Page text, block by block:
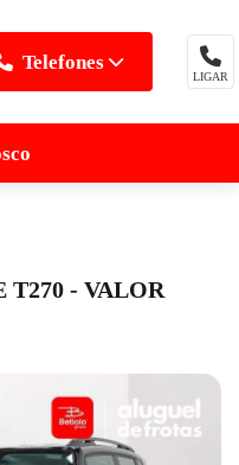
Telefones
LIGAR
T270 - VALOR